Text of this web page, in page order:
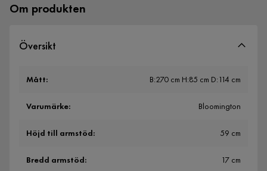
Om produkten
Översikt
Mått: B:270 cm H:85 cm D:114 cm
Varumärke: Bloomington
Höjd till armstöd: 59 cm
Bredd armstöd: 17 cm